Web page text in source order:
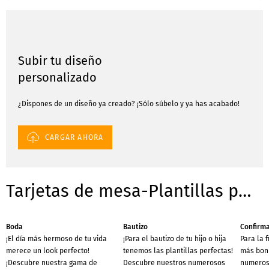
Subir tu diseño
personalizado
¿Dispones de un diseño ya creado? ¡Sólo súbelo y ya has acabado!
CARGAR AHORA
Tarjetas de mesa-Plantillas para ocasiones
Boda
¡El día más hermoso de tu vida
merece un look perfecto!
¡Descubre nuestra gama de
Bautizo
¡Para el bautizo de tu hijo o hija
tenemos las plantillas perfectas!
Descubre nuestros numerosos
Para la
más